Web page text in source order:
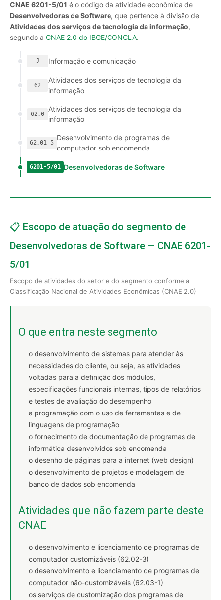
CNAE 6201-5/01 é o código da atividade econômica de
Desenvolvedoras de Software, que pertence à divisão de
Atividades dos serviços de tecnologia da informação,
segundo a CNAE 2.0 do IBGE/CONCLA.
J Informação e comunicação
62
Atividades dos serviços de tecnologia da
informação
62.0
Atividades dos serviços de tecnologia da
informação
62.01-5
Desenvolvimento de programas de
computador sob encomenda
6201-5/01 Desenvolvedoras de Software
📋 Escopo de atuação do segmento de
Desenvolvedoras de Software — CNAE 6201-
5/01
Escopo de atividades do setor e do segmento conforme a
Classificação Nacional de Atividades Econômicas (CNAE 2.0)
O que entra neste segmento
o desenvolvimento de sistemas para atender às
necessidades do cliente, ou seja, as atividades
voltadas para a definição dos módulos,
especificações funcionais internas, tipos de relatórios
e testes de avaliação do desempenho
a programação com o uso de ferramentas e de
linguagens de programação
o fornecimento de documentação de programas de
informática desenvolvidos sob encomenda
o desenho de páginas para a internet (web design)
o desenvolvimento de projetos e modelagem de
banco de dados sob encomenda
Atividades que não fazem parte deste
CNAE
o desenvolvimento e licenciamento de programas de
computador customizáveis (62.02-3)
o desenvolvimento e licenciamento de programas de
computador não-customizáveis (62.03-1)
os serviços de customização dos programas de